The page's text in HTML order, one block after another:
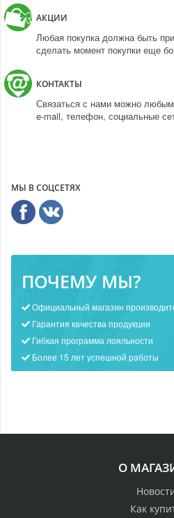
АКЦИИ
Любая покупка должна быть
сделать момент покупки еще
КОНТАКТЫ
Связаться с нами можно
e-mail, телефон, социальные
МЫ В СОЦСЕТЯХ
ПОЧЕМУ МЫ?
Официальный магазин
Гарантия качества продукции
Гибкая программа лояльности
Более 15 лет успешной работы
О
Как